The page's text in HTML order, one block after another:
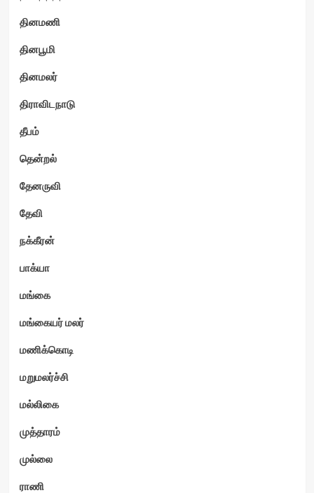
தினமணி
தினபூமி
தினமலர்
திராவிடநாடு
தீபம்
தென்றல்
தேனருவி
தேவி
நக்கீரன்
பாக்யா
மங்கை
மங்கையர் மலர்
மணிக்கொடி
மறுமலர்ச்சி
மல்லிகை
முத்தாரம்
முல்லை
ராணி